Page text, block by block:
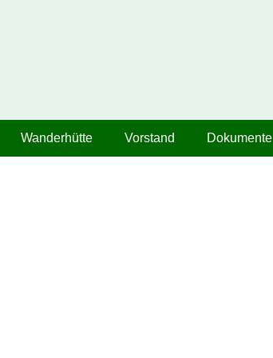
Wanderhütte Vorstand Dokumente